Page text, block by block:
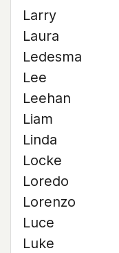
Larry
Laura
Ledesma
Lee
Leehan
Liam
Linda
Locke
Loredo
Lorenzo
Luce
Luke